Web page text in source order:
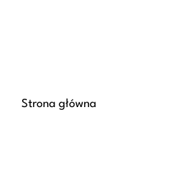
Strona główna